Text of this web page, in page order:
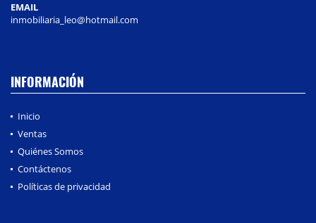
EMAIL
inmobiliaria_leo@hotmail.com
INFORMACIÓN
Inicio
Ventas
Quiénes Somos
Contáctenos
Políticas de privacidad